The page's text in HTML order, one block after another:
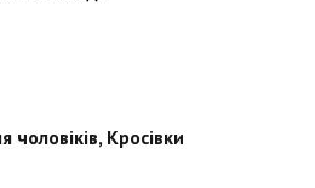
чоловіків, Кросівки